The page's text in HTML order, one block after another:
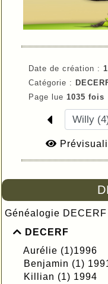
Généalogie DECERF
DECERF
Aurélie (1)1996
Benjamin (1)
Killian (1) 1994
Date de création :
Catégorie :
Page lue 1035 fois